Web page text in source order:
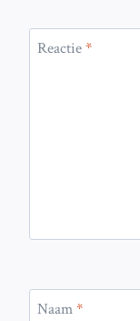
Reactie*
Naam*